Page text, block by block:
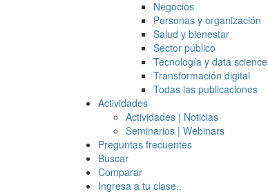
Negocios
Personas y organización
Salud y bienestar
Sector público
Tecnología y data science
Transformación digital
Todas las publicaciones
Actividades
Actividades | Noticias
Seminarios | Webinars
Preguntas frecuentes
Buscar
Comparar
Ingresa a tu clase..